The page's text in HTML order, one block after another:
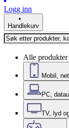
Logg inn
Handlekurv
Alle produkter
Mobil,
PC,
TV, lyd